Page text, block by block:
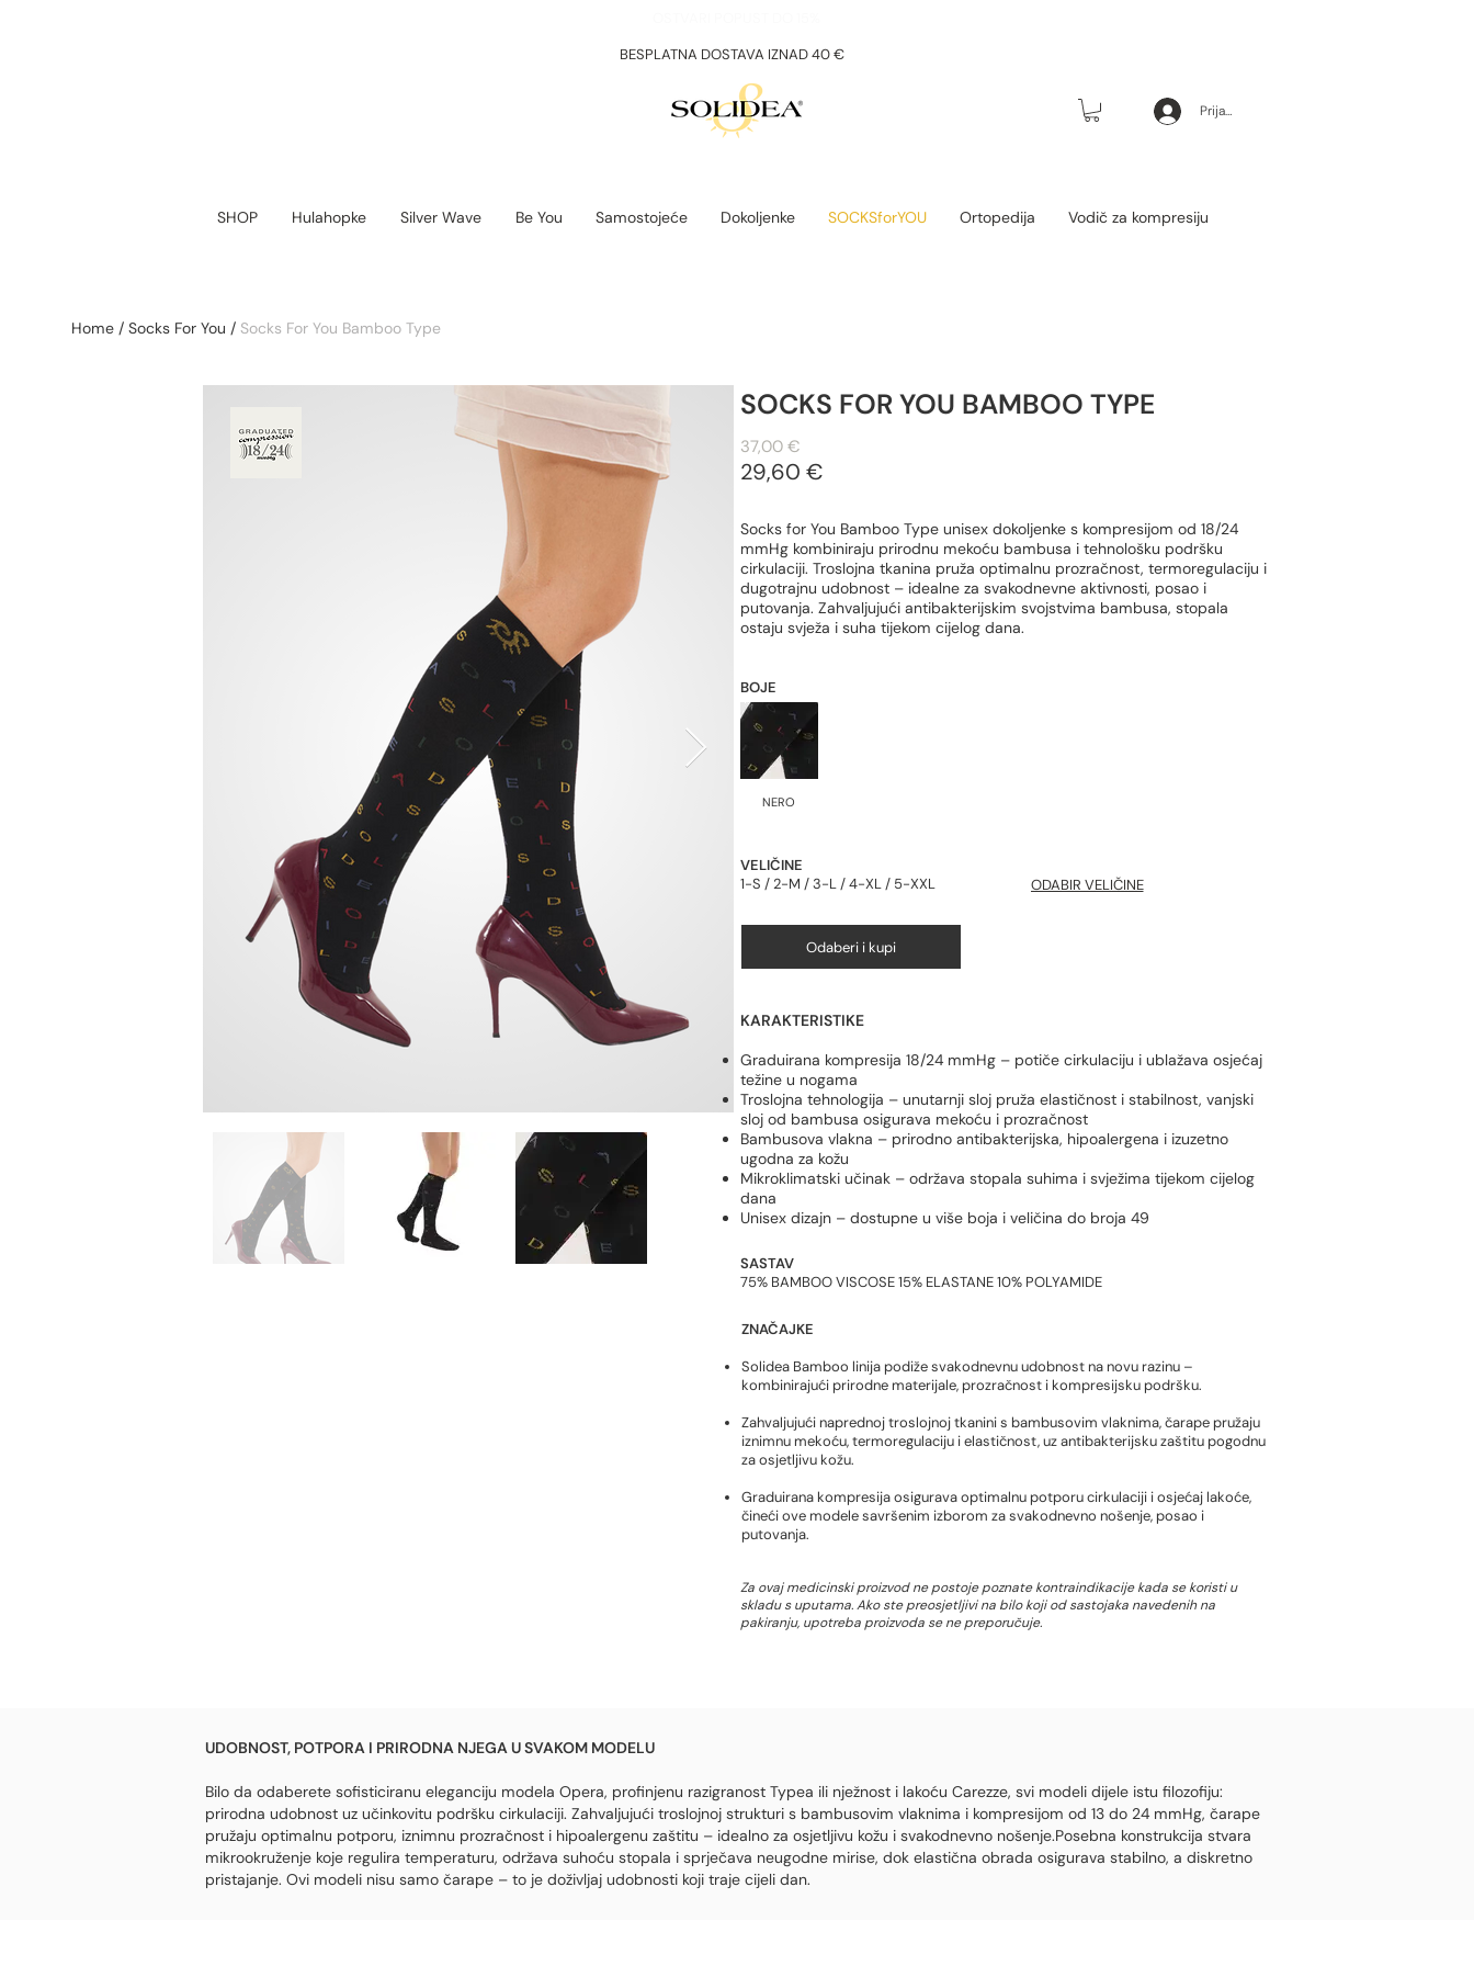
BESPLATNA DOSTAVA IZNAD 40 €
Prijava
SHOP Hulahopke Silver Wave Be You Samostojeće Dokoljenke SOCKSforYOU Ortopedija Vodič za kompresiju
Home / Socks For You / Socks For You Bamboo Type
SOCKS FOR YOU BAMBOO TYPE
37,00 €
29,60 €
Socks for You Bamboo Type unisex dokoljenke s kompresijom od 18/24
mmHg kombiniraju prirodnu mekoću bambusa i tehnološku podršku
cirkulaciji. Troslojna tkanina pruža optimalnu prozračnost, termoregulaciju i
dugotrajnu udobnost – idealne za svakodnevne aktivnosti, posao i
putovanja. Zahvaljujući antibakterijskim svojstvima bambusa, stopala
ostaju svježa i suha tijekom cijelog dana.
BOJE
NERO
VELIČINE
1-S / 2-M / 3-L / 4-XL / 5-XXL
ODABIR VELIČINE
Odaberi i kupi
KARAKTERISTIKE
Graduirana kompresija 18/24 mmHg – potiče cirkulaciju i ublažava osjećaj
težine u nogama
Troslojna tehnologija – unutarnji sloj pruža elastičnost i stabilnost, vanjski
sloj od bambusa osigurava mekoću i prozračnost
Bambusova vlakna – prirodno antibakterijska, hipoalergena i izuzetno
ugodna za kožu
Mikroklimatski učinak – održava stopala suhima i svježima tijekom cijelog
dana
Unisex dizajn – dostupne u više boja i veličina do broja 49
SASTAV
75% BAMBOO VISCOSE 15% ELASTANE 10% POLYAMIDE
ZNAČAJKE
Solidea Bamboo linija podiže svakodnevnu udobnost na novu razinu –
kombinirajući prirodne materijale, prozračnost i kompresijsku podršku.
Zahvaljujući naprednoj troslojnoj tkanini s bambusovim vlaknima, čarape pružaju
iznimnu mekoću, termoregulaciju i elastičnost, uz antibakterijsku zaštitu pogodnu
za osjetljivu kožu.
Graduirana kompresija osigurava optimalnu potporu cirkulaciji i osjećaj lakoće,
čineći ove modele savršenim izborom za svakodnevno nošenje, posao i
putovanja.
Za ovaj medicinski proizvod ne postoje poznate kontraindikacije kada se koristi u
skladu s uputama. Ako ste preosjetljivi na bilo koji od sastojaka navedenih na
pakiranju, upotreba proizvoda se ne preporučuje.
UDOBNOST, POTPORA I PRIRODNA NJEGA U SVAKOM MODELU
Bilo da odaberete sofisticiranu eleganciju modela Opera, profinjenu razigranost Typea ili nježnost i lakoću Carezze, svi modeli dijele istu filozofiju:
prirodna udobnost uz učinkovitu podršku cirkulaciji. Zahvaljujući troslojnoj strukturi s bambusovim vlaknima i kompresijom od 13 do 24 mmHg, čarape
pružaju optimalnu potporu, iznimnu prozračnost i hipoalergenu zaštitu – idealno za osjetljivu kožu i svakodnevno nošenje.Posebna konstrukcija stvara
mikrookruženje koje regulira temperaturu, održava suhoću stopala i sprječava neugodne mirise, dok elastična obrada osigurava stabilno, a diskretno
pristajanje. Ovi modeli nisu samo čarape – to je doživljaj udobnosti koji traje cijeli dan.